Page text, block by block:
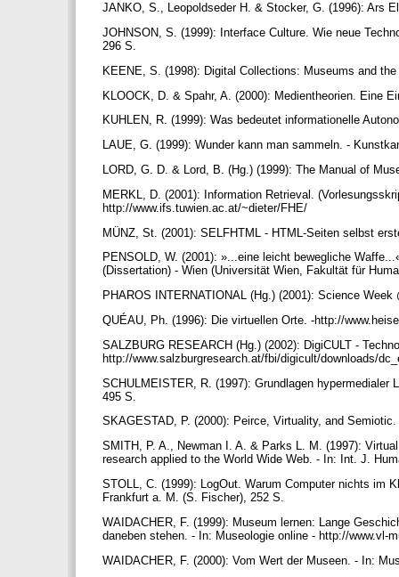
JANKO, S., Leopoldseder H. & Stocker, G. (1996): Ars
JOHNSON, S. (1999): Interface Culture. Wie neue
296 S.
KEENE, S. (1998): Digital Collections: Museums and
KLOOCK, D. & Spahr, A. (2000): Medientheorien. Eine
KUHLEN, R. (1999): Was bedeutet informationelle
LAUE, G. (1999): Wunder kann man sammeln. -
LORD, G. D. & Lord, B. (Hg.) (1999): The Manual of
MERKL, D. (2001): Information Retrieval.
http://www.ifs.tuwien.ac.at/~dieter/FHE/
MÜNZ, St. (2001): SELFHTML - HTML-Seiten selbst
PENSOLD, W. (2001): »...eine leicht bewegliche
(Dissertation) - Wien (Universität Wien, Fakultät für
PHAROS INTERNATIONAL (Hg.) (2001): Science
QUÉAU, Ph. (1996): Die virtuellen Orte. -http://
SALZBURG RESEARCH (Hg.) (2002): DigiCULT -
http://www.salzburgresearch.at/fbi/digicult/downloads/
SCHULMEISTER, R. (1997): Grundlagen
495 S.
SKAGESTAD, P. (2000): Peirce, Virtuality, and
SMITH, P. A., Newman I. A. & Parks L. M. (1997):
research applied to the World Wide Web. - In: Int. J.
STOLL, C. (1999): LogOut. Warum Computer nichts im
Frankfurt a. M. (S. Fischer), 252 S.
WAIDACHER, F. (1999): Museum lernen: Lange
daneben stehen. - In: Museologie online - http://www.vl-
WAIDACHER, F. (2000): Vom Wert der Museen. - In: